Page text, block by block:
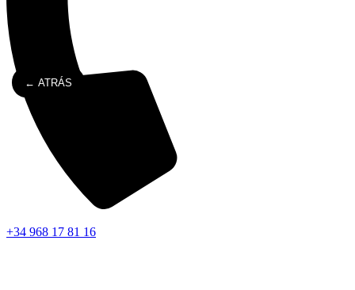
+34 968 17 81 16
← ATRÁS